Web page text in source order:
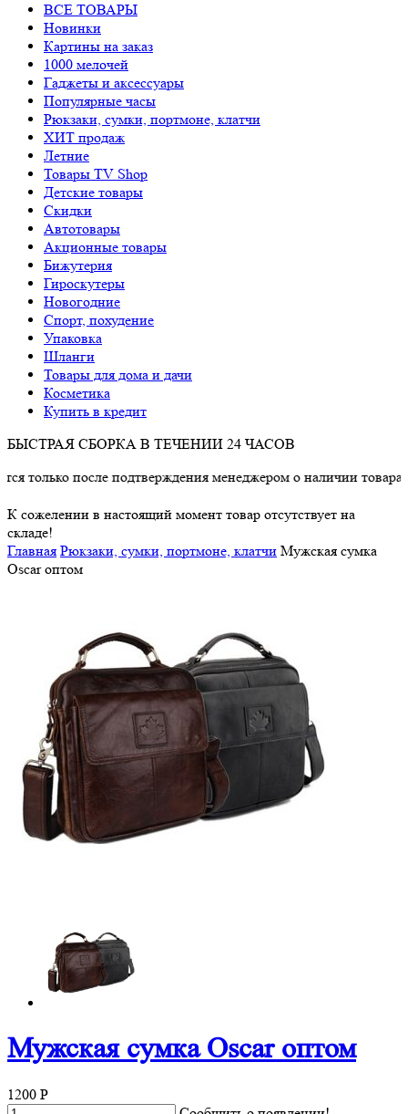
ВСЕ ТОВАРЫ
Новинки
Картины на заказ
1000 мелочей
Гаджеты и аксессуары
Популярные часы
Рюкзаки, сумки, портмоне, клатчи
ХИТ продаж
Летние
Товары TV Shop
Детские товары
Cкидки
Автотовары
Акционные товары
Бижутерия
Гироскутеры
Новогодние
Спорт, похудение
Упаковка
Шланги
Товары для дома и дачи
Косметика
Купить в кредит
БЫСТРАЯ СБОРКА В ТЕЧЕНИИ 24 ЧАСОВ
после подтверждения менеджером о наличии товара.
К сожелении в настоящий момент товар отсутствует на
складе!
Главная Рюкзаки, сумки, портмоне, клатчи Мужская сумка
Oscar оптом
Мужская сумка Oscar оптом
1200 P